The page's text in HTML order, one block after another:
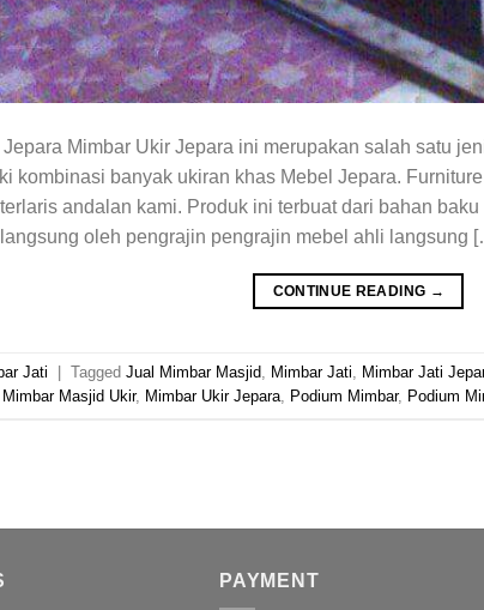
Jepara Mimbar Ukir Jepara ini merupakan salah satu
kombinasi banyak ukiran khas Mebel Jepara.
andalan kami. Produk ini terbuat dari bahan
oleh pengrajin pengrajin mebel ahli langsung
CONTINUE READING →
Jati Tagged Jual Mimbar Masjid Mimbar Jati Mimbar Jati
Mimbar Masjid Ukir, Mimbar Ukir Jepara Podium Mimbar, Podium
PAYMENT